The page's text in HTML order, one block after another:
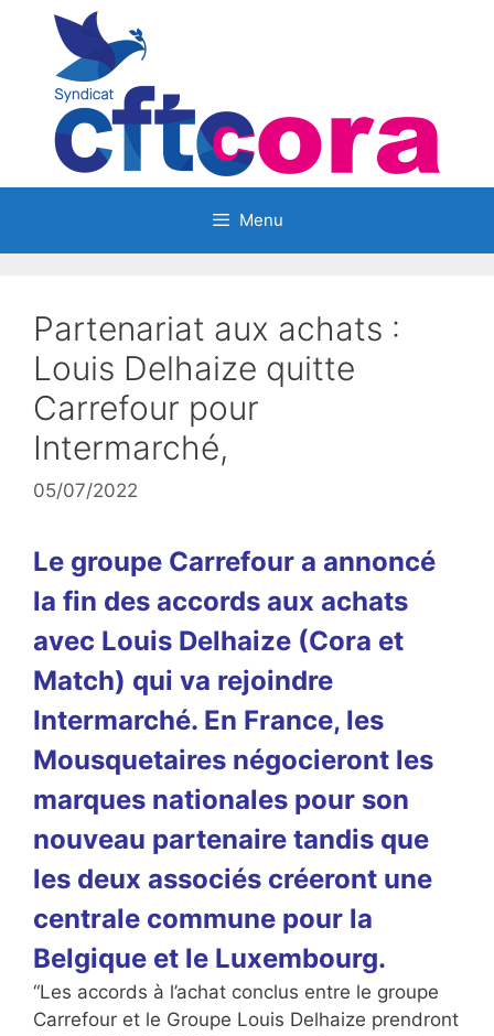
contenu
Menu
Partenariat aux achats :
Louis Delhaize quitte
Carrefour pour
Intermarché,
05/07/2022
Le groupe Carrefour a annoncé
la fin des accords aux achats
avec Louis Delhaize (Cora et
Match) qui va rejoindre
Intermarché. En France, les
Mousquetaires négocieront les
marques nationales pour son
nouveau partenaire tandis que
les deux associés créeront une
centrale commune pour la
Belgique et le Luxembourg.
“Les accords à l’achat conclus entre le groupe
Carrefour et le Groupe Louis Delhaize prendront